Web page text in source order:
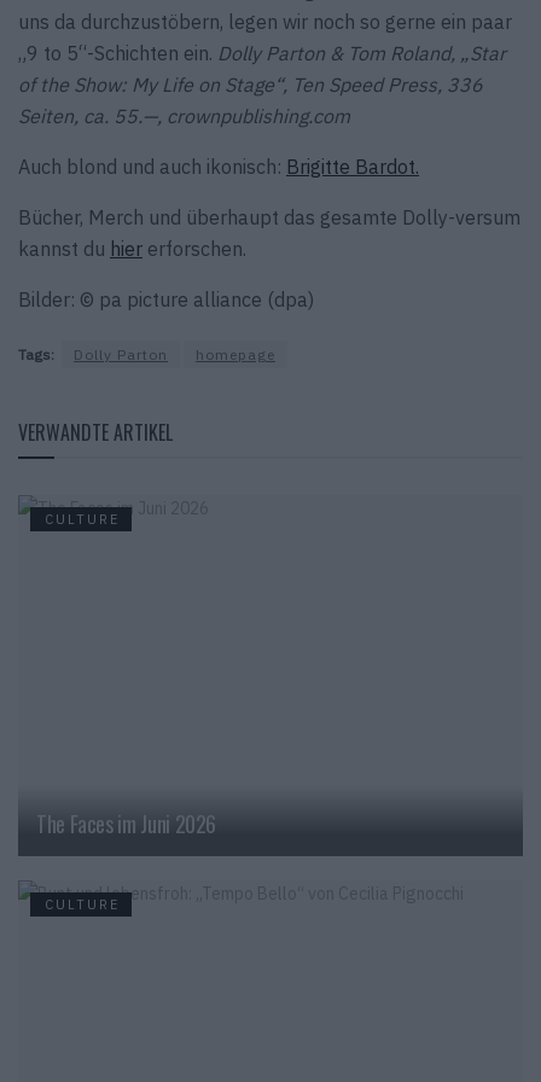
uns da durchzustöbern, legen wir noch so gerne ein paar
„9 to 5“-Schichten ein. Dolly Parton & Tom Roland, „Star
of the Show: My Life on Stage“, Ten Speed Press, 336
Seiten, ca. 55.—, crownpublishing.com
Auch blond und auch ikonisch: Brigitte Bardot.
Bücher, Merch und überhaupt das gesamte Dolly-versum
kannst du hier erforschen.
Bilder: © pa picture alliance (dpa)
Tags: Dolly Parton homepage
VERWANDTE ARTIKEL
CULTURE
The Faces im Juni 2026
CULTURE